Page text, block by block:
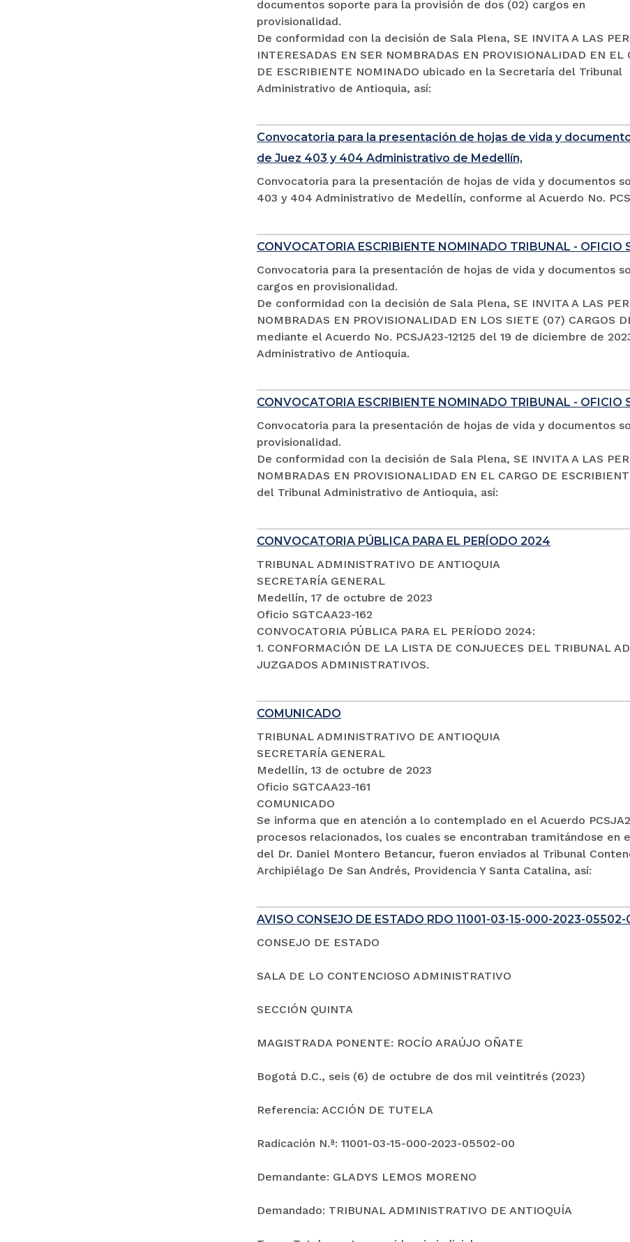
documentos soporte para la provisión de dos (02) cargos en
provisionalidad.
De conformidad con la decisión de Sala Plena, SE INVITA A LAS
INTERESADAS EN SER NOMBRADAS EN PROVISIONALIDAD EN EL
DE ESCRIBIENTE NOMINADO ubicado en la Secretaría del Tribunal
Administrativo de Antioquia, así:
Convocatoria para la presentación de hojas de vida y
de Juez 403 y 404 Administrativo de Medellín,
Convocatoria para la presentación de hojas de vida y documentos
403 y 404 Administrativo de Medellín, conforme al Acuerdo No.
CONVOCATORIA ESCRIBIENTE NOMINADO TRIBUNAL - OFICIO
Convocatoria para la presentación de hojas de vida y documentos
cargos en provisionalidad.
De conformidad con la decisión de Sala Plena, SE INVITA A LAS
NOMBRADAS EN PROVISIONALIDAD EN LOS SIETE (07) CARGOS
mediante el Acuerdo No. PCSJA23-12125 del 19 de diciembre de
Administrativo de Antioquia.
CONVOCATORIA ESCRIBIENTE NOMINADO TRIBUNAL - OFICIO
Convocatoria para la presentación de hojas de vida y documentos
provisionalidad.
De conformidad con la decisión de Sala Plena, SE INVITA A LAS
NOMBRADAS EN PROVISIONALIDAD EN EL CARGO DE
del Tribunal Administrativo de Antioquia, así:
CONVOCATORIA PÚBLICA PARA EL PERÍODO 2024
TRIBUNAL ADMINISTRATIVO DE ANTIOQUIA
SECRETARÍA GENERAL
Medellín, 17 de octubre de 2023
Oficio SGTCAA23-162
CONVOCATORIA PÚBLICA PARA EL PERÍODO 2024:
1. CONFORMACIÓN DE LA LISTA DE CONJUECES DEL TRIBUNAL
JUZGADOS ADMINISTRATIVOS.
COMUNICADO
TRIBUNAL ADMINISTRATIVO DE ANTIOQUIA
SECRETARÍA GENERAL
Medellín, 13 de octubre de 2023
Oficio SGTCAA23-161
COMUNICADO
Se informa que en atención a lo contemplado en el Acuerdo
procesos relacionados, los cuales se encontraban tramitándose en
del Dr. Daniel Montero Betancur, fueron enviados al Tribunal
Archipiélago De San Andrés, Providencia Y Santa Catalina, así:
AVISO CONSEJO DE ESTADO RDO 11001-03-15-000-2023-05502-
CONSEJO DE ESTADO
SALA DE LO CONTENCIOSO ADMINISTRATIVO
SECCIÓN QUINTA
MAGISTRADA PONENTE: ROCÍO ARAÚJO OÑATE
Bogotá D.C., seis (6) de octubre de dos mil veintitrés (2023)
Referencia: ACCIÓN DE TUTELA
Radicación N.ª: 11001-03-15-000-2023-05502-00
Demandante: GLADYS LEMOS MORENO
Demandado: TRIBUNAL ADMINISTRATIVO DE ANTIOQUÍA